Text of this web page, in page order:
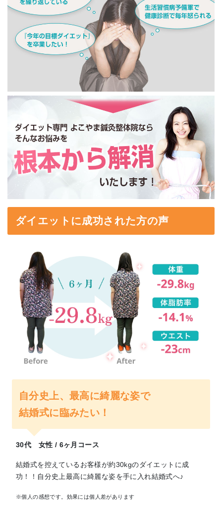
ダイエットに成功された方の声
自分史上、最高に綺麗な姿で
結婚式に臨みたい！
30代 女性 / 6ヶ月コース
結婚式を控えているお客様が約30kgのダイエットに成
功！！自分史上最高に綺麗な姿を手に入れ結婚式へ♪
※個人の感想です。効果には個人差があります